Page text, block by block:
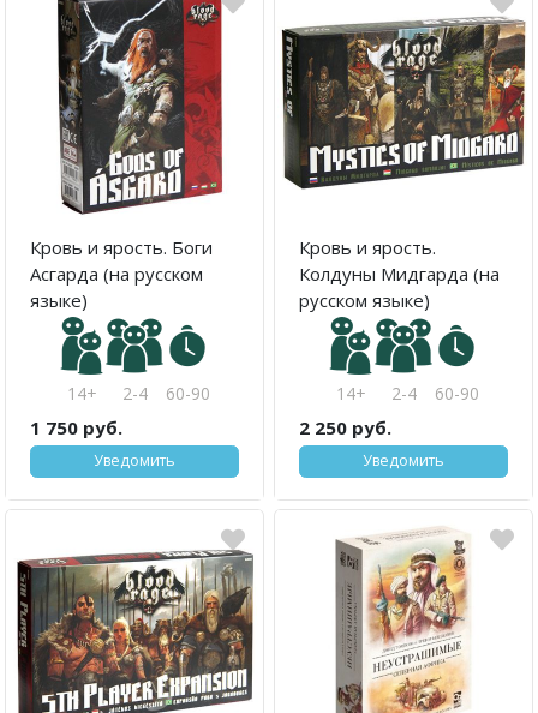
Кровь и ярость. Боги
Асгарда (на русском
языке)
14+ 2-4 60-90
1 750 руб.
Уведомить
Кровь и ярость.
Колдуны Мидгарда (на
русском языке)
14+ 2-4 60-90
2 250 руб.
Уведомить